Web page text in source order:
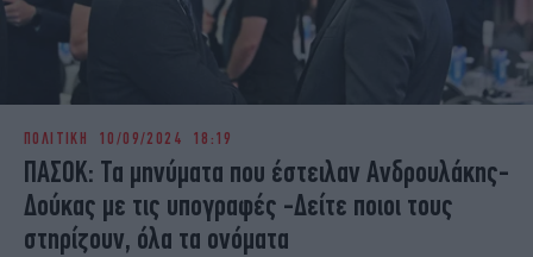
ΠΟΛΙΤΙΚΗ 10/09/2024 18:19
ΠΑΣΟΚ: Τα μηνύματα που έστειλαν Ανδρουλάκης-
Δούκας με τις υπογραφές -Δείτε ποιοι τους
στηρίζουν, όλα τα ονόματα